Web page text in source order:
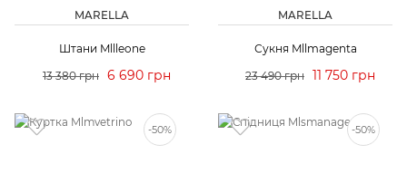
MARELLA
Штани Mllleone
13 380 грн 6 690 грн
MARELLA
Сукня Mllmagenta
23 490 грн 11 750 грн
-50% -50%